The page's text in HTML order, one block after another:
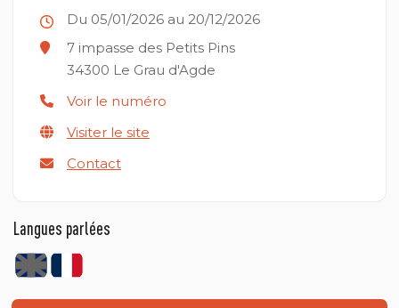
Du 05/01/2026 au 20/12/2026
7 impasse des Petits Pins
34300 Le Grau d'Agde
Voir le numéro
Visiter le site
Contact
Langues parlées